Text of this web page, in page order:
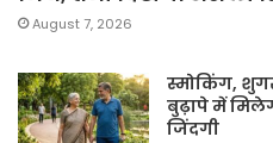
August 7, 2026
स्मोकिंग,
बुढ़ापे में
जिंदगी